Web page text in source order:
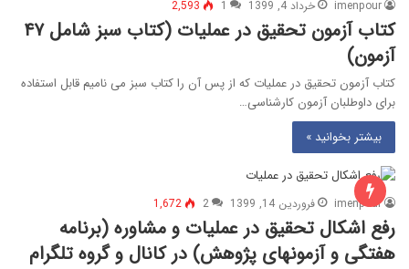
imenpour خرداد 4, 1399 1
2,593
کتاب آزمون تحقیق در عملیات (کتاب سبز شامل ۴۷
آزمون)
کتاب آزمون تحقیق در عملیات که از پس آن را کتاب سبز می نامیم قابل استفاده
برای داوطلبان آزمون کارشناسی…
بیشتر بخوانید »
imenpour فروردین 14, 1399 2
1,672
رفع اشکال تحقیق در عملیات و مشاوره (برنامه
هفتگی و آزمونهای پژوهش) در کانال و گروه تلگرام